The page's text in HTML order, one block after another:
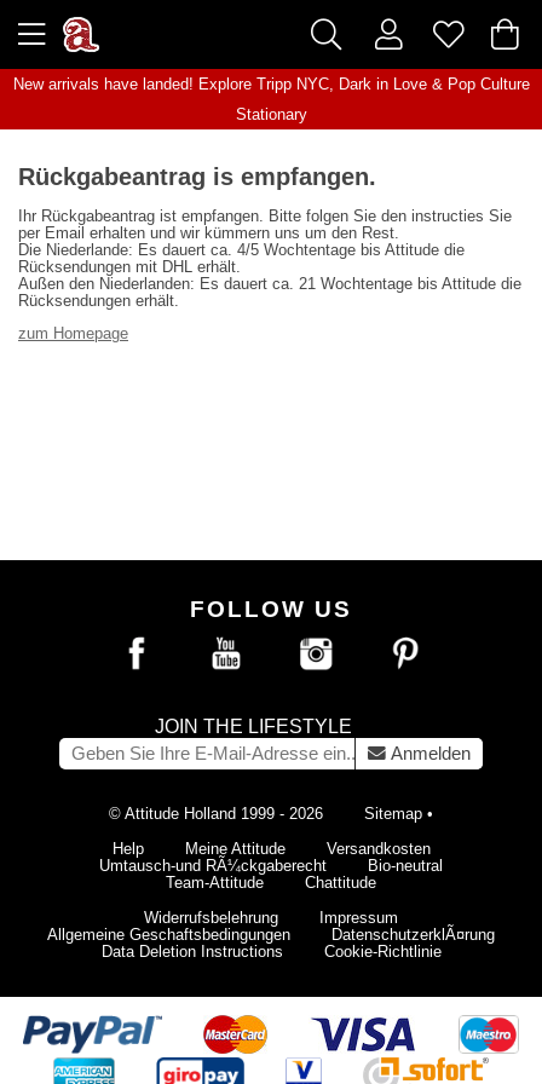
New arrivals have landed! Explore Tripp NYC, Dark in Love& Pop Culture
Stationary
Rückgabeantrag is empfangen.
Ihr Rückgabeantrag ist empfangen. Bitte folgen Sie den instructies Sie
per Email erhalten und wir kümmern uns um den Rest.
Die Niederlande: Es dauert ca. 4/5 Wochtentage bis Attitude die
Rücksendungen mit DHL erhält.
Außen den Niederlanden: Es dauert ca. 21 Wochtentage bis Attitude die
Rücksendungen erhält.
zum Homepage
FOLLOW US
JOIN THE LIFESTYLE
Anmelden
© Attitude Holland 1999 - 2026 Sitemap •
Help
Meine Attitude
Versandkosten
Umtausch-und RÃ¼ckgaberecht
Bio-neutral
Team-Attitude
Chattitude
Widerrufsbelehrung
Impressum
Allgemeine Geschaftsbedingungen
DatenschutzerklÃ¤rung
Data Deletion Instructions
Cookie-Richtlinie